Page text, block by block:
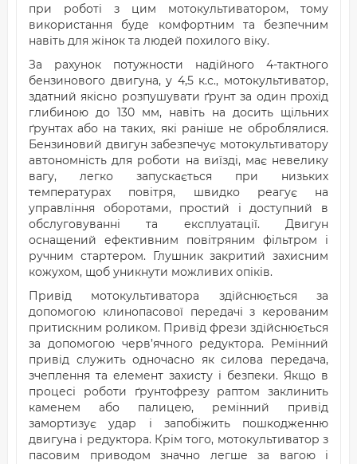
при роботі з цим мотокультиватором, тому
використання буде комфортним та безпечним
навіть для жінок та людей похилого віку.
За рахунок потужности надійного 4-тактного
бензинового двигуна, у 4,5 к.с., мотокультиватор,
здатний якісно розпушувати ґрунт за один прохід
глибиною до 130 мм, навіть на досить щільних
ґрунтах або на таких, які раніше не оброблялися.
Бензиновий двигун забезпечує мотокультиватору
автономність для роботи на виїзді, має невелику
вагу, легко запускається при низьких
температурах повітря, швидко реагує на
управління оборотами, простий і доступний в
обслуговуванні та експлуатації. Двигун
оснащений ефективним повітряним фільтром і
ручним стартером. Глушник закритий захисним
кожухом, щоб уникнути можливих опіків.
Привід мотокультиватора здійснюється за
допомогою клинопасової передачі з керованим
притискним роликом. Привід фрези здійснюється
за допомогою черв’ячного редуктора. Ремінний
привід служить одночасно як силова передача,
зчеплення та елемент захисту і безпеки. Якщо в
процесі роботи ґрунтофрезу раптом заклинить
каменем або палицею, ремінний привід
замортизує удар і запобіжить пошкодженню
двигуна і редуктора. Крім того, мотокультиватор з
пасовим приводом значно легше за вагою і